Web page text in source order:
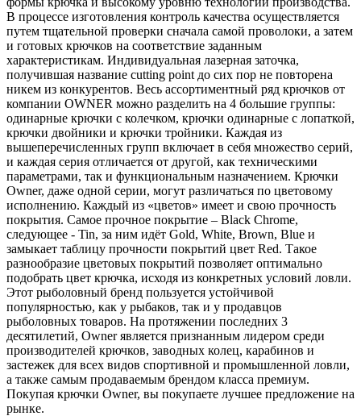
В процессе изготовления контроль качества осуществляется
путем тщательной проверки сначала самой проволоки, а затем
и готовых крючков на соответствие заданным
характеристикам. Индивидуальная лазерная заточка,
получившая название cutting point до сих пор не повторена
никем из конкурентов. Весь ассортиментный ряд крючков от
компании OWNER можно разделить на 4 большие группы:
одинарные крючки с колечком, крючки одинарные с лопаткой,
крючки двойники и крючки тройники. Каждая из
вышеперечисленных групп включает в себя множество серий,
и каждая серия отличается от другой, как техническими
параметрами, так и функциональным назначением. Крючки
Owner, даже одной серии, могут различаться по цветовому
исполнению. Каждый из «цветов» имеет и свою прочность
покрытия. Самое прочное покрытие – Black Chrome,
следующее - Tin, за ним идёт Gold, White, Brown, Blue и
замыкает таблицу прочности покрытий цвет Red. Такое
разнообразие цветовых покрытий позволяет оптимально
подобрать цвет крючка, исходя из конкретных условий ловли.
Этот рыболовный бренд пользуется устойчивой
популярностью, как у рыбаков, так и у продавцов
рыболовных товаров. На протяжении последних 3
десятилетий, Owner является признанным лидером среди
производителей крючков, заводных колец, карабинов и
застежек для всех видов спортивной и промышленной ловли,
а также самым продаваемым брендом класса премиум.
Покупая крючки Owner, вы покупаете лучшее предложение на
рынке.